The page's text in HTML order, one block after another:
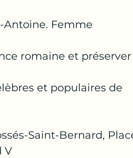
Antoine. Femme
romaine et préserver
et populaires de
Saint-Bernard,
V